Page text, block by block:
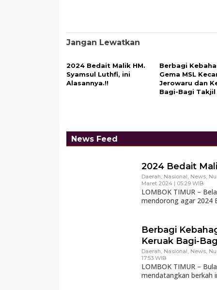
Jangan Lewatkan
2024 Bedait Malik HM.
Syamsul Luthfi, ini
Alasannya.!!
Berbagi
Gema MSL
Jerowaru dan
Bagi-Bagi Takjil
News Feed
2024 Bedait
Daerah, Nasional, News,
Maret 2024 | 05:29 WIB
LOMBOK TIMUR –
mendorong agar 2024
Berbagi
Keruak Bagi-
Daerah, Nasional, News,
17:53 WIB
LOMBOK TIMUR –
mendatangkan berkah